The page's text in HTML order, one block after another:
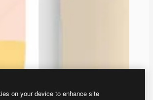
on your device to enhance site